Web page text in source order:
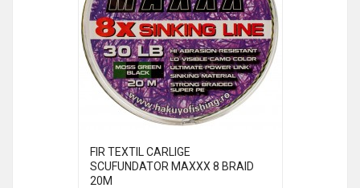
FIR TEXTIL CARLIGE
SCUFUNDATOR MAXXX 8 BRAID
20M